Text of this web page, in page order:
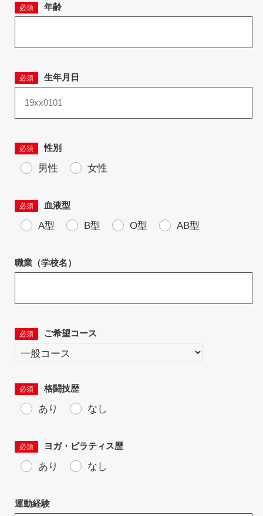
必須 年齢
必須 生年月日
必須 性別
男性 女性
必須 血液型
A型 B型 O型 AB型
職業（学校名）
必須 ご希望コース
必須 格闘技歴
あり なし
必須 ヨガ・ピラティス歴
あり なし
運動経験